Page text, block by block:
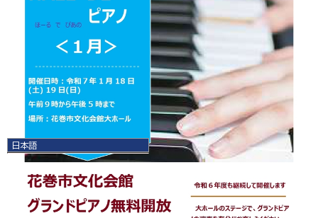
日本語
日本語
English
한국어
简体中文
繁體中文